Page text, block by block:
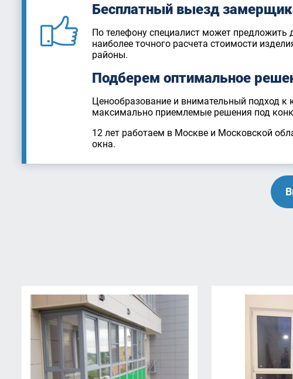
Бесплатный выезд
По телефону специалист может предложить
наиболее точного расчета стоимости
районы.
Подберем оптимальное
Ценообразование и внимательный подход к
максимально приемлемые решения под
12 лет работаем в Москве и Московской
окна.